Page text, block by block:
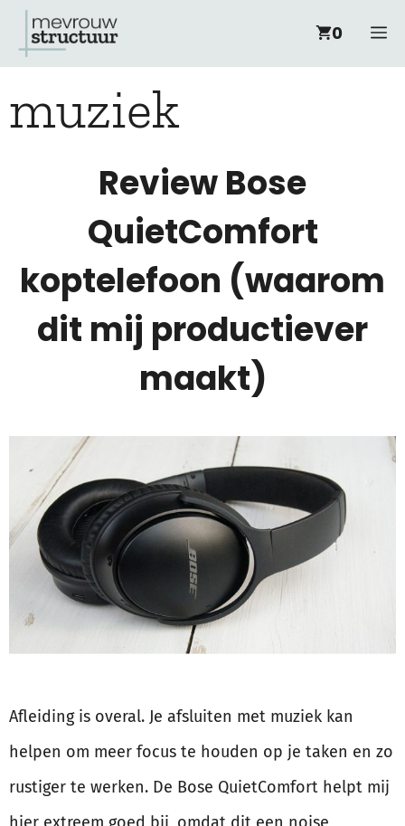
naar
inhoud
0
muziek
Review Bose
QuietComfort
koptelefoon (waarom
dit mij productiever
maakt)
Afleiding is overal. Je afsluiten met muziek kan
helpen om meer focus te houden op je taken en zo
rustiger te werken. De Bose QuietComfort helpt mij